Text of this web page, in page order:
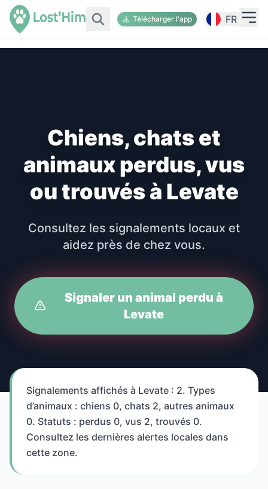
Télécharger l'app FR
Chiens, chats et
animaux perdus, vus
ou trouvés à Levate
Consultez les signalements locaux et
aidez près de chez vous.
Signaler un animal perdu à
Levate
Signalements affichés à Levate : 2. Types
d’animaux : chiens 0, chats 2, autres animaux
0. Statuts : perdus 0, vus 2, trouvés 0.
Consultez les dernières alertes locales dans
cette zone.